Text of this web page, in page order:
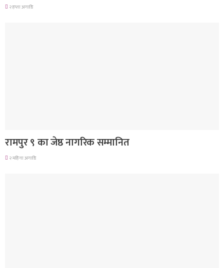
२ हप्ता अगाडि
रामपुर ९ का जेष्ठ नागरिक सम्मानित
२ महिना अगाडि